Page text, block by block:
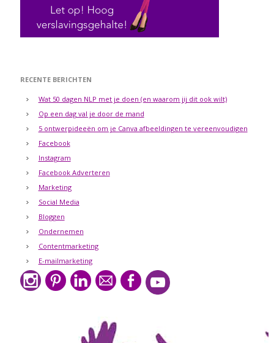
RECENTE BERICHTEN
Wat 50 dagen NLP met je doen (en waarom jij dit ook wilt)
Op een dag val je door de mand
5 ontwerpideeën om je Canva afbeeldingen te vereenvoudigen
Facebook
Instagram
Facebook Adverteren
Marketing
Social Media
Bloggen
Ondernemen
Contentmarketing
E-mailmarketing